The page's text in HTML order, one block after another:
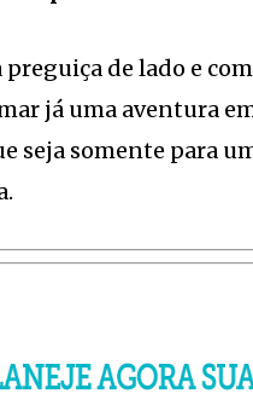
preguiça de lado e
já uma aventura
seja somente para